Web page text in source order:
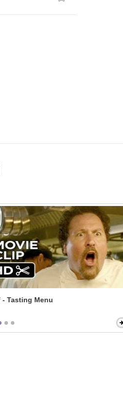
Chef - Tasting Menu